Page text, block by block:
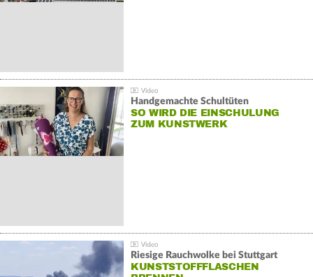
Handgemachte Schultüten
SO WIRD DIE EINSCHULUNG
ZUM KUNSTWERK
Riesige Rauchwolke bei Stuttgart
KUNSTSTOFFFLASCHEN